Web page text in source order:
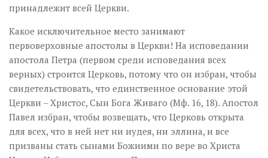
принадлежит всей Церкви.
Какое исключительное место занимают
первоверховные апостолы в Церкви! На исповедании
апостола Петра (первом среди исповедания всех
верных) строится Церковь, потому что он избран, чтобы
свидетельствовать, что единственное основание этой
Церкви – Христос, Сын Бога Живаго (Мф. 16, 18). Апостол
Павел избран, чтобы возвещать, что Церковь открыта
для всех, что в ней нет ни иудея, ни эллина, и все
призваны стать сынами Божиими по вере во Христа